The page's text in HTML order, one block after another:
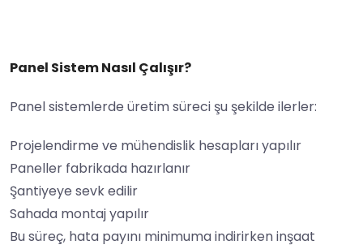
Panel Sistem Nasıl Çalışır?
Panel sistemlerde üretim süreci şu şekilde ilerler:
Projelendirme ve mühendislik hesapları yapılır
Paneller fabrikada hazırlanır
Şantiyeye sevk edilir
Sahada montaj yapılır
Bu süreç, hata payını minimuma indirirken inşaat